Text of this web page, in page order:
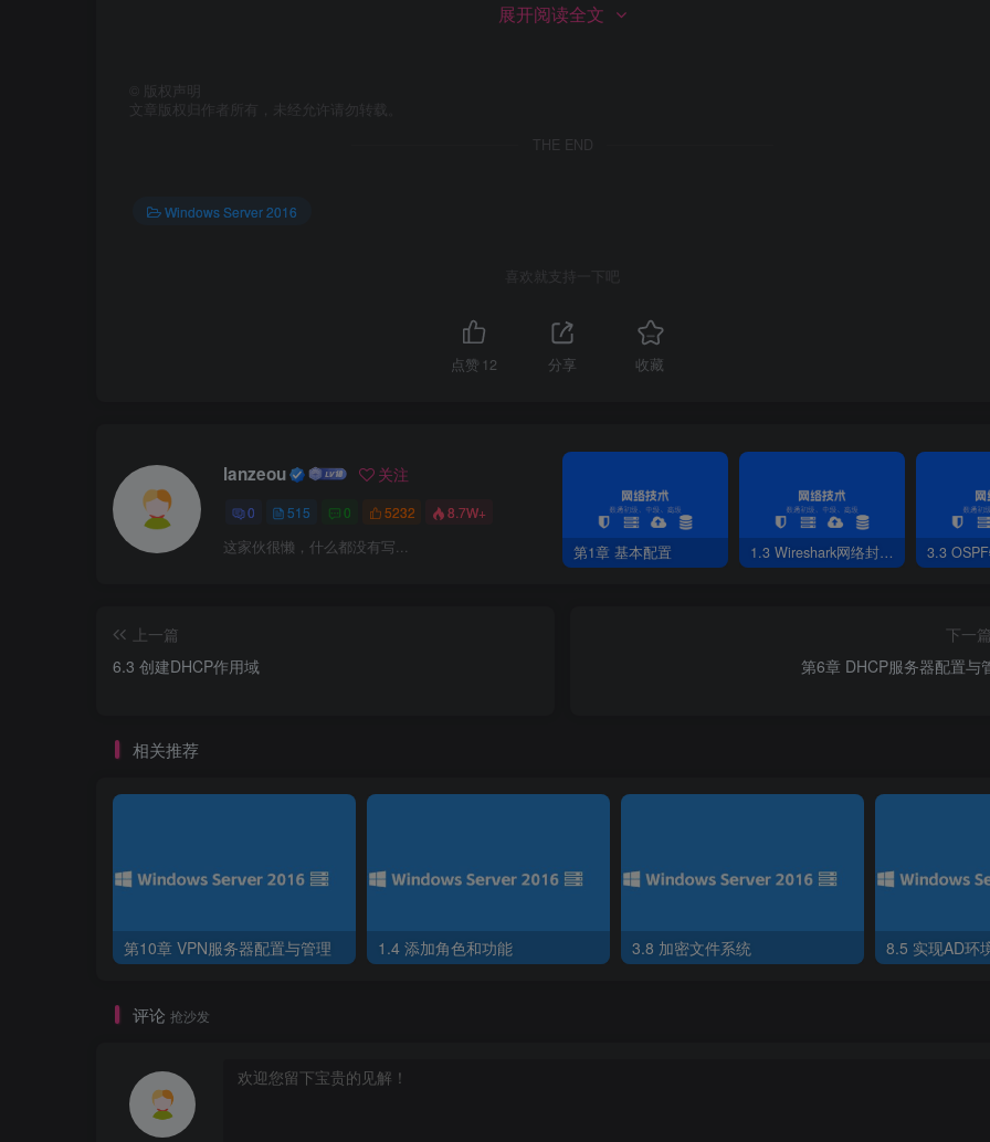
展开阅读全文
版权声明
文章版权归作者所有，未经允许请勿转载。
THE END
Windows Server 2016
喜欢就支持一下吧
点赞 12 分享 收藏
lanzeou 关注
0 515 0 5232 8.7W+
这家伙很懒，什么都没有写... 第1章 基本配置 1.3 Wireshark网络封包分析软件 3.3 OSPF
上一篇
6.3 创建DHCP作用域
下一篇
第6章 DHCP服务器配置与
相关推荐
第10章 VPN服务器配置与管理 1.4 添加角色和功能 3.8 加密文件系统
评论 抢沙发